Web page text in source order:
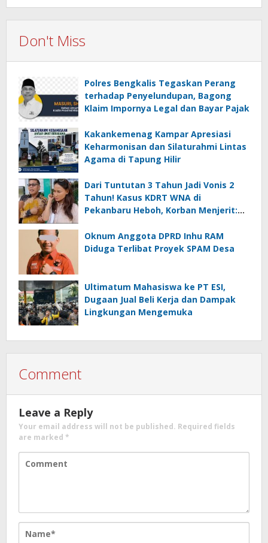
Don't Miss
Polres Bengkalis Tegaskan Perang
terhadap Penyelundupan, Bagong
Klaim Impornya Legal dan Bayar Pajak
Kakankemenag Kampar Apresiasi
Keharmonisan dan Silaturahmi Lintas
Agama di Tapung Hilir
Dari Tuntutan 3 Tahun Jadi Vonis 2
Tahun! Kasus KDRT WNA di
Pekanbaru Heboh, Korban Menjerit:
Pelaku!
Oknum Anggota DPRD Inhu RAM
Diduga Terlibat Proyek SPAM Desa
Ultimatum Mahasiswa ke PT ESI,
Dugaan Jual Beli Kerja dan Dampak
Lingkungan Mengemuka
Comment
Leave a Reply
Your email address will not be published. Required fields
are marked *